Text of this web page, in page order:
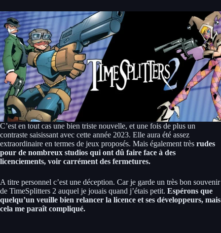
C’est en tout cas une bien triste nouvelle, et une fois de plus un
contraste saisissant avec cette année 2023. Elle aura été assez
extraordinaire en termes de jeux proposés. Mais également très rudes
pour de nombreux studios qui ont dû faire face à des
licenciements, voir carrément des fermetures.
A titre personnel c’est une déception. Car je garde un très bon souvenir
de TimeSplitters 2 auquel je jouais quand j’étais petit. Espérons que
quelqu’un veuille bien relancer la licence et ses développeurs, mais
cela me paraît compliqué.